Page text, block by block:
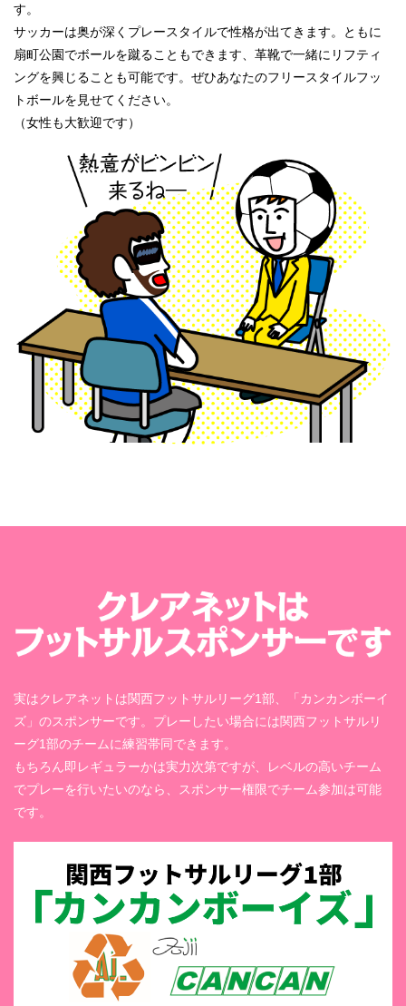
す。
サッカーは奥が深くプレースタイルで性格が出てきます。ともに
扇町公園でボールを蹴ることもできます、革靴で一緒にリフティ
ングを興じることも可能です。ぜひあなたのフリースタイルフッ
トボールを見せてください。
（女性も大歓迎です）
実はクレアネットは関西フットサルリーグ1部、「カンカンボーイ
ズ」のスポンサーです。プレーしたい場合には関西フットサルリ
ーグ1部のチームに練習帯同できます。
もちろん即レギュラーかは実力次第ですが、レベルの高いチーム
でプレーを行いたいのなら、スポンサー権限でチーム参加は可能
です。